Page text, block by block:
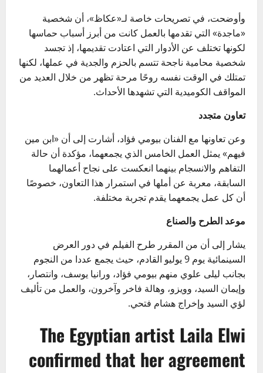
وأوضحت، في تصريحات خاصة لـ«عكاظ»، أن شخصية
«ماجدة» التي تقدمها بالعمل كانت من أبرز أسباب حماسها
لكونها تختلف عن الأدوار التي اعتادت تقديمها، إذ تجسد
شخصية محامية ناجحة تتسم بالحزم والجدية في عملها، لكنها
تمتلك في الوقت نفسه روحًا مرحة تظهر من خلال العديد من
المواقف الكوميدية التي تشهدها الأحداث.
تعاون متجدد
وعن تعاونها مع الفنان بيومي فؤاد، أشارت إلى أن «ابن مين
فيهم» يمثل العمل الخامس الذي يجمعهما، مؤكدة أن حالة
التفاهم والانسجام بينهما انعكست على نجاح أعمالهما
السابقة، معربة عن أملها في استمرار هذا التعاون، خصوصًا
أن كل عمل يجمعهما يقدم تجربة مختلفة.
موعد الطرح والصناع
يشار إلى أن من المقرر طرح الفيلم في دور العرض
السينمائية يوم 9 يوليو القادم، حيث يجمع عددا من النجوم
بجانب ليلى علوي منهم بيومي فؤاد، ورانيا يوسف، وانتصار،
وإيمان السيد، وويزو، وهالة فاخر وآخرون، والعمل من تأليف
لؤي السيد وإخراج هشام فتحي.
The Egyptian artist Laila Elwi
confirmed that her agreement